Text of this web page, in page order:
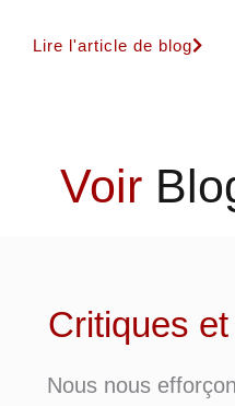
Lire l'article de blog
Voir
Critiques
Nous nous